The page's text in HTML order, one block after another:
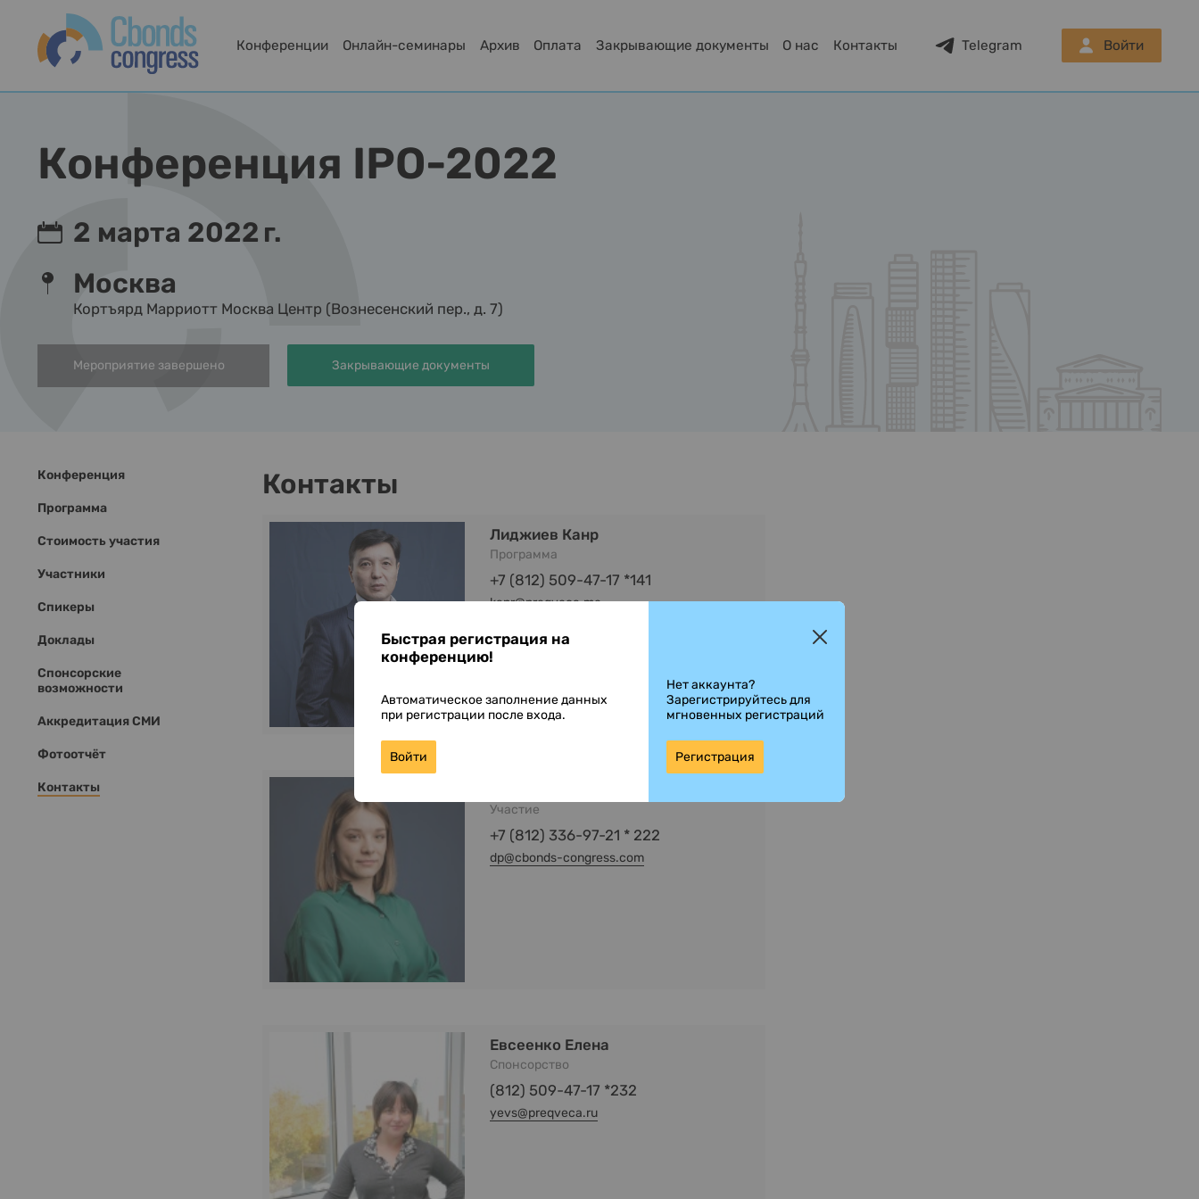
Конференции Онлайн-семинары Архив Оплата Закрывающие документы О нас Контакты Telegram Войти
Конференция IPO-2022
2 марта 2022 г.
Москва
Кортъярд Марриотт Москва Центр (Вознесенский пер., д. 7)
Мероприятие завершено Закрывающие документы
Конференция
Программа
Стоимость участия
Участники
Спикеры
Доклады
Cпонсорские
возможности
Аккредитация СМИ
Фотоотчёт
Контакты
Контакты
Лиджиев Канр
Программа
+7 (812) 509-47-17 *141
kanr@preqveca.me
Участие
+7 (812) 336-97-21 * 222
dp@cbonds-congress.com
Евсеенко Елена
Спонсорство
(812) 509-47-17 *232
yevs@preqveca.ru
Быстрая регистрация на
конференцию!
Автоматическое заполнение данных
при регистрации после входа.
Войти
Нет аккаунта?
Зарегистрируйтесь для
мгновенных регистраций
Регистрация